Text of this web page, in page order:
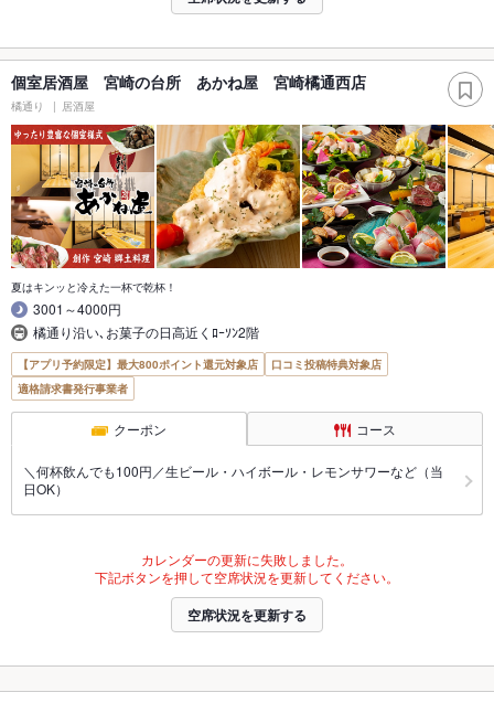
個室居酒屋 宮崎の台所 あかね屋 宮崎橘通西店
橘通り 居酒屋
夏はキンッと冷えた一杯で乾杯！
3001～4000円
橘通り沿い､お菓子の日高近くﾛｰｿﾝ2階
【アプリ予約限定】最大800ポイント還元対象店
口コミ投稿特典対象店
適格請求書発行事業者
クーポン コース
＼何杯飲んでも100円／生ビール・ハイボール・レモンサワーなど（当
日OK）
カレンダーの更新に失敗しました。
下記ボタンを押して空席状況を更新してください。
空席状況を更新する